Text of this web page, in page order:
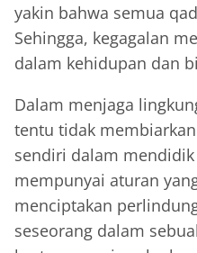
yakin bahwa semua
Sehingga, kegagalan
dalam kehidupan dan
Dalam menjaga
tentu tidak
sendiri dalam
mempunyai aturan
menciptakan
seseorang dalam